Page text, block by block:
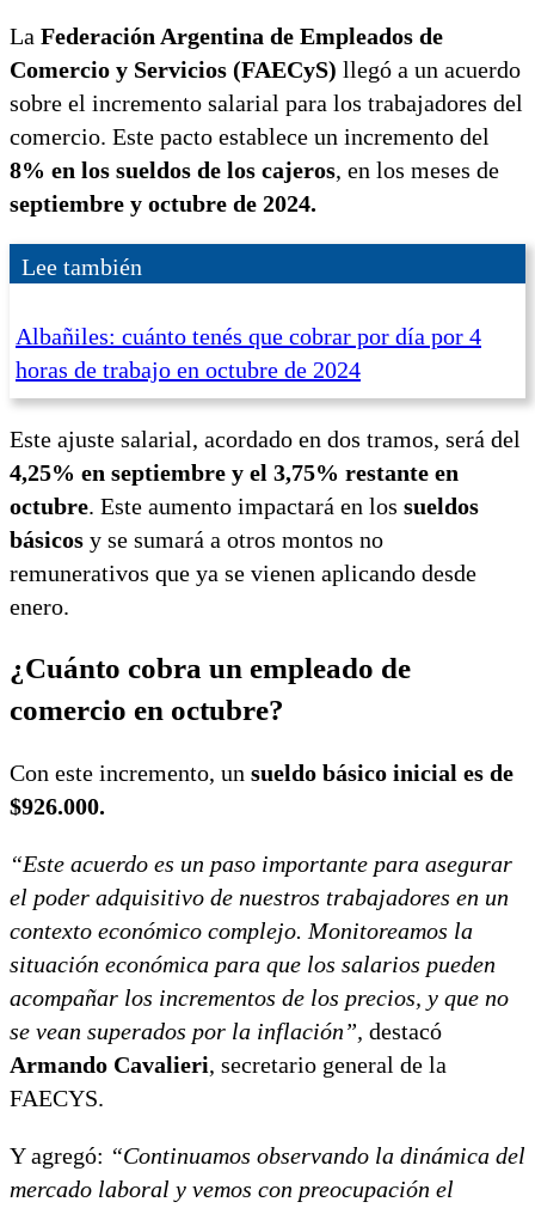
La Federación Argentina de Empleados de
Comercio y Servicios (FAECyS) llegó a un acuerdo
sobre el incremento salarial para los trabajadores del
comercio. Este pacto establece un incremento del
8% en los sueldos de los cajeros, en los meses de
septiembre y octubre de 2024.
Lee también
Albañiles: cuánto tenés que cobrar por día por 4
horas de trabajo en octubre de 2024
Este ajuste salarial, acordado en dos tramos, será del
4,25% en septiembre y el 3,75% restante en
octubre. Este aumento impactará en los sueldos
básicos y se sumará a otros montos no
remunerativos que ya se vienen aplicando desde
enero.
¿Cuánto cobra un empleado de
comercio en octubre?
Con este incremento, un sueldo básico inicial es de
$926.000.
“Este acuerdo es un paso importante para asegurar
el poder adquisitivo de nuestros trabajadores en un
contexto económico complejo. Monitoreamos la
situación económica para que los salarios pueden
acompañar los incrementos de los precios, y que no
se vean superados por la inflación”, destacó
Armando Cavalieri, secretario general de la
FAECYS.
Y agregó: “Continuamos observando la dinámica del
mercado laboral y vemos con preocupación el